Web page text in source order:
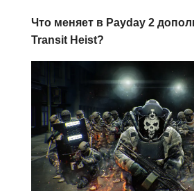
Что меняет в Payday 2
Transit Heist?